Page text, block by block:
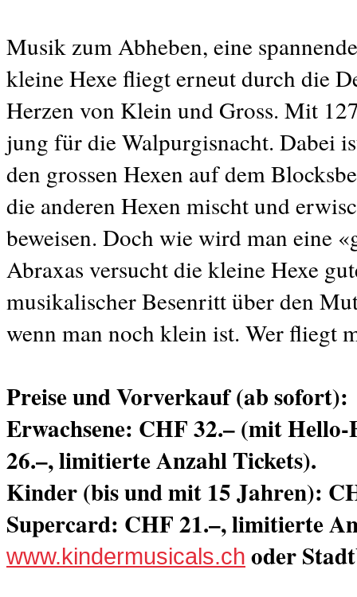
Musik zum Abheben, eine
kleine Hexe fliegt erneut durch die
Herzen von Klein und Gross. Mit
jung für die Walpurgisnacht. Dabei
den grossen Hexen auf dem
die anderen Hexen mischt und
beweisen. Doch wie wird man eine
Abraxas versucht die kleine Hexe
musikalischer Besenritt über den
wenn man noch klein ist. Wer fliegt
Preise und Vorverkauf (ab sofort):
Erwachsene: CHF 32.– (mit
26.–, limitierte Anzahl Tickets).
Kinder (bis und mit 15 Jahren):
Supercard: CHF 21.–, limitierte
www.kindermusicals.ch oder